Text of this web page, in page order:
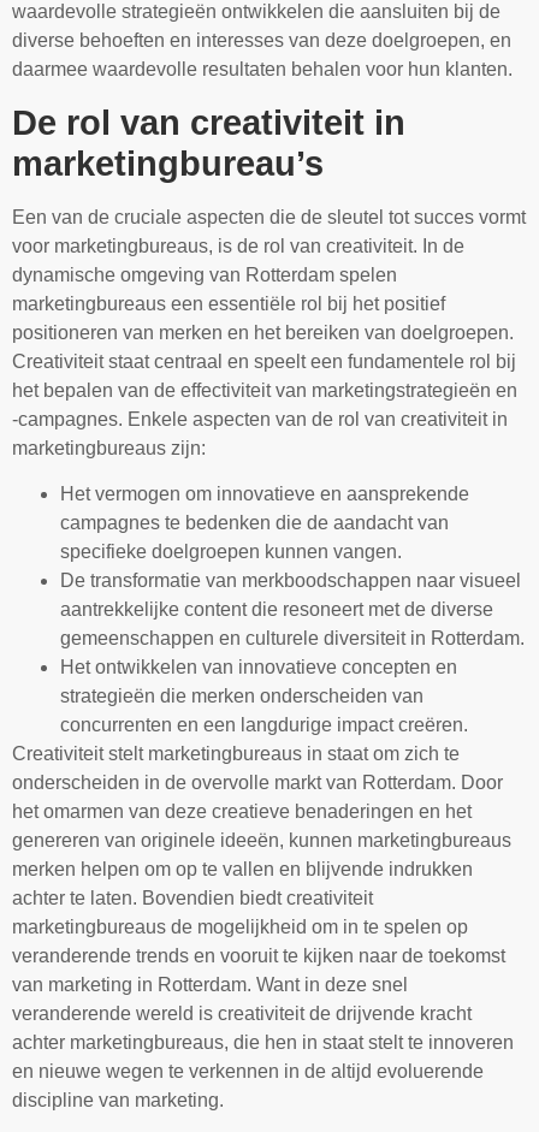
waardevolle strategieën ontwikkelen die aansluiten bij de
diverse behoeften en interesses van deze doelgroepen, en
daarmee waardevolle resultaten behalen voor hun klanten.
De rol van creativiteit in
marketingbureau’s
Een van de cruciale aspecten die de sleutel tot succes vormt
voor marketingbureaus, is de rol van creativiteit. In de
dynamische omgeving van Rotterdam spelen
marketingbureaus een essentiële rol bij het positief
positioneren van merken en het bereiken van doelgroepen.
Creativiteit staat centraal en speelt een fundamentele rol bij
het bepalen van de effectiviteit van marketingstrategieën en
-campagnes. Enkele aspecten van de rol van creativiteit in
marketingbureaus zijn:
Het vermogen om innovatieve en aansprekende
campagnes te bedenken die de aandacht van
specifieke doelgroepen kunnen vangen.
De transformatie van merkboodschappen naar visueel
aantrekkelijke content die resoneert met de diverse
gemeenschappen en culturele diversiteit in Rotterdam.
Het ontwikkelen van innovatieve concepten en
strategieën die merken onderscheiden van
concurrenten en een langdurige impact creëren.
Creativiteit stelt marketingbureaus in staat om zich te
onderscheiden in de overvolle markt van Rotterdam. Door
het omarmen van deze creatieve benaderingen en het
genereren van originele ideeën, kunnen marketingbureaus
merken helpen om op te vallen en blijvende indrukken
achter te laten. Bovendien biedt creativiteit
marketingbureaus de mogelijkheid om in te spelen op
veranderende trends en vooruit te kijken naar de toekomst
van marketing in Rotterdam. Want in deze snel
veranderende wereld is creativiteit de drijvende kracht
achter marketingbureaus, die hen in staat stelt te innoveren
en nieuwe wegen te verkennen in de altijd evoluerende
discipline van marketing.